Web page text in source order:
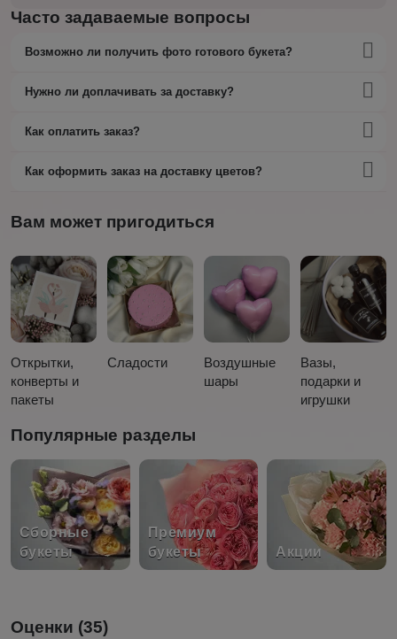
Часто задаваемые вопросы
Возможно ли получить фото готового букета?
Нужно ли доплачивать за доставку?
Как оплатить заказ?
Как оформить заказ на доставку цветов?
Вам может пригодиться
Открытки,
конверты и
пакеты
Сладости
Воздушные
шары
Вазы,
подарки и
игрушки
Популярные разделы
Сборные
букеты
Премиум
букеты
Акции
Оценки (35)